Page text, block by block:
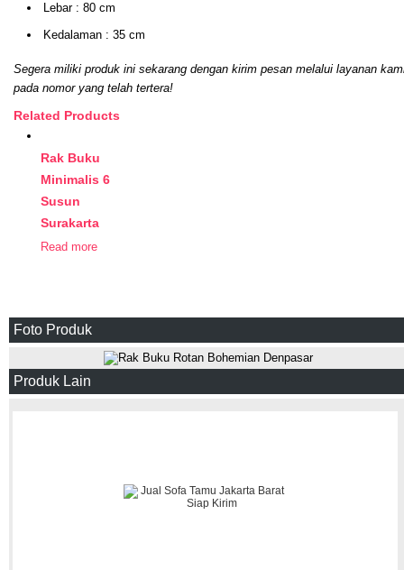
Lebar : 80 cm
Kedalaman : 35 cm
Segera miliki produk ini sekarang dengan kirim pesan melalui layanan
pada nomor yang telah tertera!
Related Products
Rak Buku
Minimalis 6
Susun
Surakarta
Read more
Foto Produk
Produk Lain